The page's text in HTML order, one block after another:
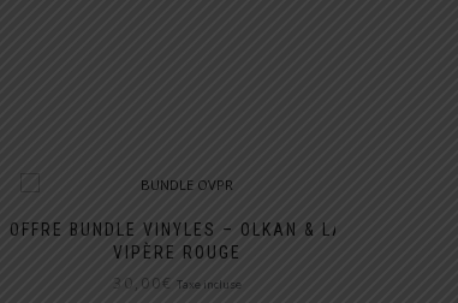
OFFRE BUNDLE VINYLES – OLKAN & LA
VIPÈRE ROUGE
30,00€ Taxe incluse